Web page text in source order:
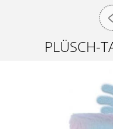
PLÜSCH-